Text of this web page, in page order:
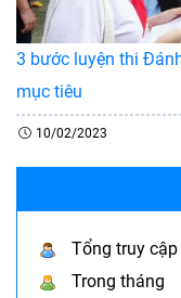
3 bước luyện thi
mục tiêu
10/02/2023
Tổng truy cập
Trong tháng